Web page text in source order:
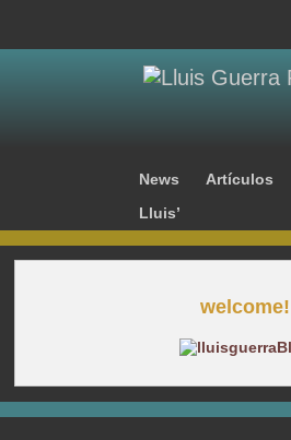
LIVE
INFO
News Artículos
Lluis’
welcome!